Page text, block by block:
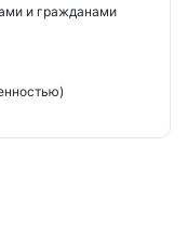
и гражданами